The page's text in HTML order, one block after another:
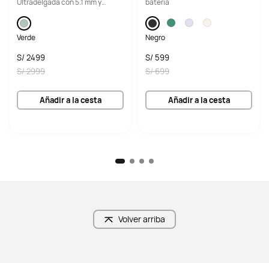
Funciona en Android y iOS
Sí
Funciona en Android y iOS
Sí
M-Pencil Pro
Verde
S/ 2499
S/ 2999
Añadir a la cesta
Negro
S/ 599
S/ 699
Añadir a la cesta
Volver arriba